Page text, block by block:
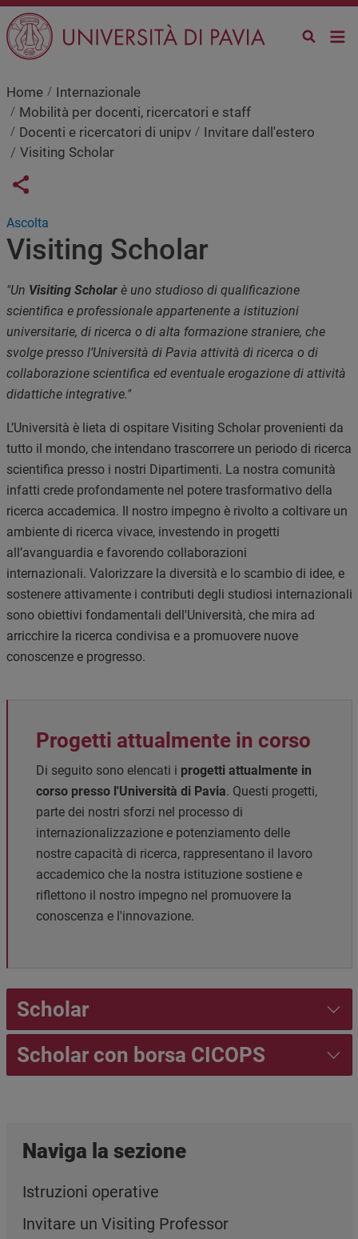
Salta al contenuto principale
Home
Internazionale
Mobilità per docenti, ricercatori e staff
Docenti e ricercatori di unipv
Invitare dall'estero
Visiting Scholar
Links condivisione social
Share button
Ascolta
Visiting Scholar
"Un Visiting Scholarè uno studioso di qualificazione
scientifica e professionale appartenente a istituzioni
universitarie, di ricerca o di alta formazione straniere, che
svolge presso l’Università di Pavia attività di ricerca o di
collaborazione scientifica ed eventuale erogazione di attività
didattiche integrative."
L’Università è lieta di ospitare Visiting Scholar provenienti da
tutto il mondo, che intendano trascorrere un periodo di ricerca
scientifica presso i nostri Dipartimenti. La nostra comunità
infatti crede profondamente nel potere trasformativo della
ricerca accademica. Il nostro impegno è rivolto a coltivare un
ambiente di ricerca vivace, investendo in progetti
all’avanguardia e favorendo collaborazioni
internazionali. Valorizzare la diversità e lo scambio di idee, e
sostenere attivamente i contributi degli studiosi internazionali
sono obiettivi fondamentali dell'Università, che mira ad
arricchire la ricerca condivisa e a promuovere nuove
conoscenze e progresso.
Progetti attualmente in corso
Di seguito sono elencati i progetti attualmente in
corso presso l'Università di Pavia. Questi progetti,
parte dei nostri sforzi nel processo di
internazionalizzazione e potenziamento delle
nostre capacità di ricerca, rappresentano il lavoro
accademico che la nostra istituzione sostiene e
riflettono il nostro impegno nel promuovere la
conoscenza e l'innovazione.
Scholar
Scholar con borsa CICOPS
Naviga la sezione
Istruzioni operative
Invitare un Visiting Professor